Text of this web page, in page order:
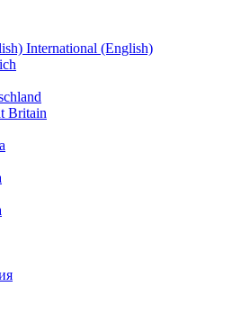
International (English)
Britain